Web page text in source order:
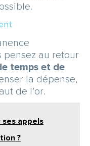
pensez au retour
temps et de
la dépense,
de l’or.
ses appels
?